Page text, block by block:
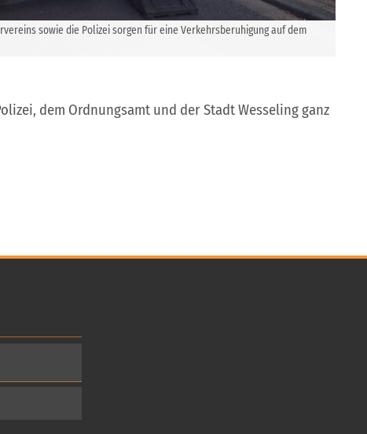
sowie die Polizei sorgen für eine Verkehrsberuhigung auf dem
dem Ordnungsamt und der Stadt Wesseling ganz